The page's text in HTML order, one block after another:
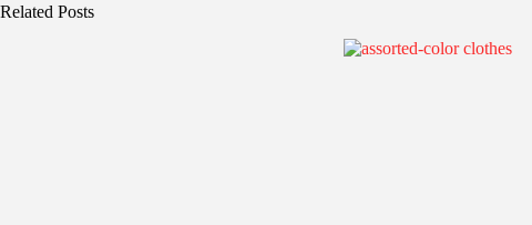
Related Posts